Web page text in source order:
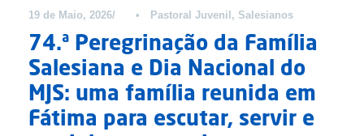
19 de Maio, 2026 • Pastoral Juvenil , Salesianos
74.ª Peregrinação da Família
Salesiana e Dia Nacional do
MJS: uma família reunida em
Fátima para escutar, servir e